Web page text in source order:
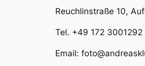
Reuchlinstraße 10,
Tel. +49 172 3001292
Email: